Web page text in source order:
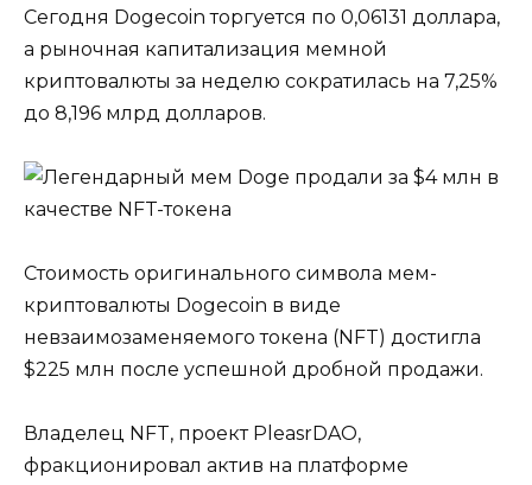
Сегодня Dogecoin торгуется по 0,06131 доллара,
а рыночная капитализация мемной
криптовалюты за неделю сократилась на 7,25%
до 8,196 млрд долларов.
Стоимость оригинального символа мем-
криптовалюты Dogecoin в виде
невзаимозаменяемого токена (NFT) достигла
$225 млн после успешной дробной продажи.
Владелец NFT, проект PleasrDAO,
фракционировал актив на платформе